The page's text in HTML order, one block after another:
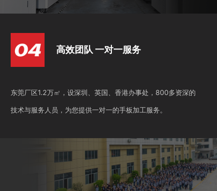
高效团队 一对一服务
东莞厂区1.2万㎡，设深圳、英国、香港办事处，800多资深的
技术与服务人员，为您提供一对一的手板加工服务。